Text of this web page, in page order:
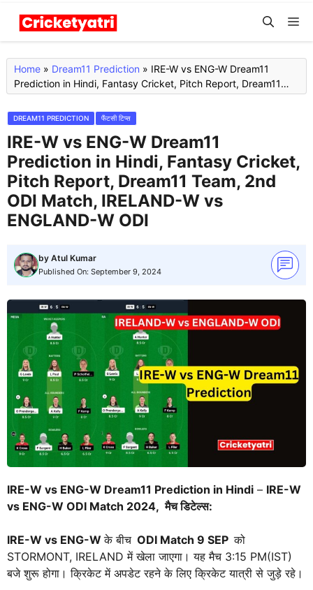
Skip
content
Home » Dream11 Prediction » IRE-W vs ENG-W Dream11
Prediction in Hindi, Fantasy Cricket, Pitch Report, Dream11
Team, 2nd ODI Match, IRELAND-W vs ENGLAND-W ODI
DREAM11 PREDICTION फैंटसी टिप्स
IRE-W vs ENG-W Dream11
Prediction in Hindi, Fantasy Cricket,
Pitch Report, Dream11 Team, 2nd
ODI Match, IRELAND-W vs
ENGLAND-W ODI
by Atul Kumar
Published On: September 9, 2024
IRE-W vs ENG-W Dream11 Prediction in Hindi – IRE-W
vs ENG-W ODI Match 2024, मैच डिटेल्स:
IRE-W vs ENG-Wके बीच ODI Match 9 SEP को
STORMONT, IRELAND में खेला जाएगा। यह मैच 3:15 PM(IST)
बजे शुरू होगा। क्रिकेट में अपडेट रहने के लिए क्रिकेट यात्री से जुड़े रहे।